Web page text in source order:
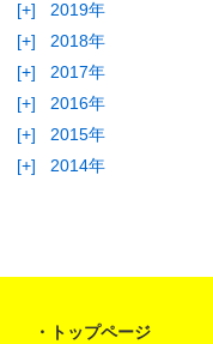
[+]
2019年
[+]
2018年
[+]
2017年
[+]
2016年
[+]
2015年
[+]
2014年
トップページ